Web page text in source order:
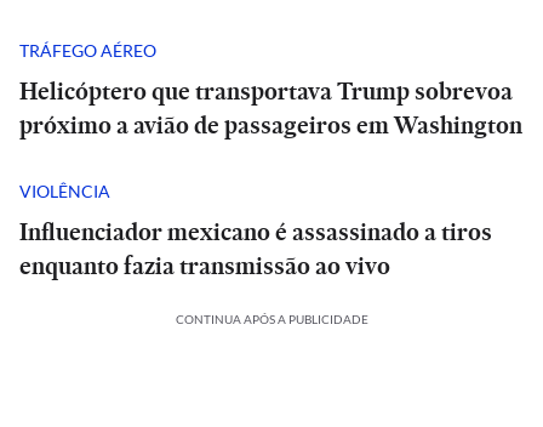
TRÁFEGO AÉREO
Helicóptero que transportava Trump sobrevoa
próximo a avião de passageiros em Washington
VIOLÊNCIA
Influenciador mexicano é assassinado a tiros
enquanto fazia transmissão ao vivo
CONTINUA APÓS A PUBLICIDADE